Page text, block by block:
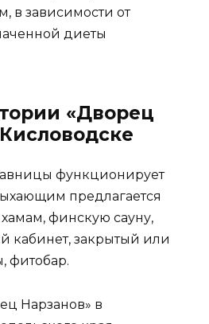
в зависимости от
диеты
«Дворец
функционирует
предлагается
финскую сауну,
кабинет, закрытый или
фитобар.